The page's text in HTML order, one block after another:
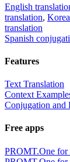
English
translation,
translation
Spanish
Features
Text Translation
Context
Conjugation and
Free apps
PROMT.One for